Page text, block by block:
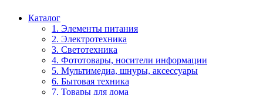
Каталог
1. Элементы питания
2. Электротехника
3. Светотехника
4. Фототовары, носители информации
5. Мультимедиа, шнуры, аксессуары
6. Бытовая техника
7. Товары для дома